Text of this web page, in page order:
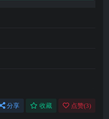
分享 收藏 点赞(3)